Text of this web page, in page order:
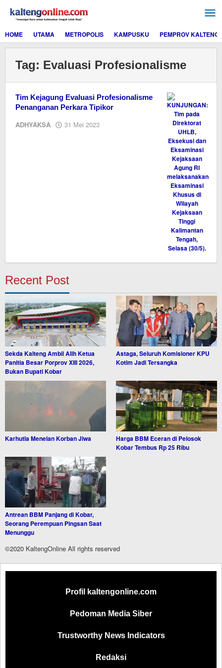
konten
HOME
UTAMA METROPOLIS KAMPUSKU PEMPROV KALTENG
Tag: Evaluasi Profesionalisme
Tim Kejagung Evaluasi Profesionalisme
Penanganan Perkara Tipikor
ADHYAKSA 31 Mei 2023
Recent Post
Sekda Kalteng Ambil Alih Ketua
Panitia Besar Porprov XIII 2026,
Bukan Bupati Kobar
Astaga, Seluruh Komisioner KPU
Kotim Jadi Tersangka
Karhutla Menelan Korban Jiwa
Harga BBM Eceran di Pelosok
Kobar Tembus Rp 25 Ribu
Antrean BBM Panjang di Kobar,
Seorang Perempuan Pingsan Saat
Menunggu
©2020 KaltengOnline All rights reserved
Profil kaltengonline.com
Pedoman Media Siber
Trustworthy News Indicators
Redaksi